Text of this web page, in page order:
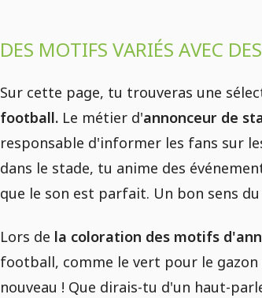
DES MOTIFS VARIÉS AVEC
Sur cette page, tu trouveras une
football. Le métier d'annonceur de
responsable d'informer les fans sur
dans le stade, tu anime des
que le son est parfait. Un bon sens
Lors de la coloration des motifs
football, comme le vert pour le gazon
nouveau ! Que dirais-tu d'un haut-